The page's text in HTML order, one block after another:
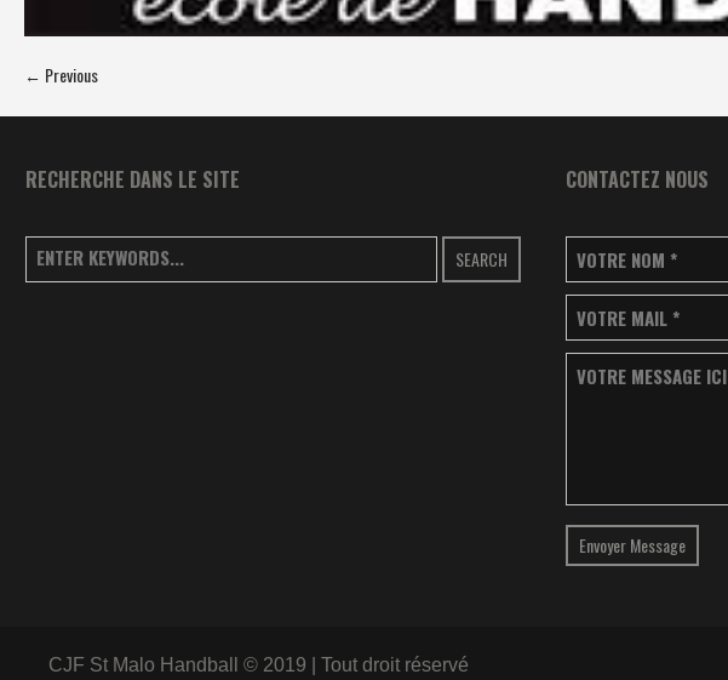
← Previous
RECHERCHE DANS LE SITE
SEARCH
CONTACTEZ NOUS
VOTRE NOM *
VOTRE MAIL *
VOTRE MESSAGE ICI
Envoyer Message
CJF St Malo Handball © 2019 | Tout droit réservé